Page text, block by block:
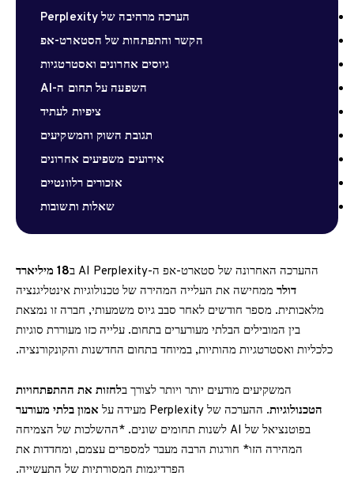
הערכה מרהיבה של Perplexity
הקשר והתפתחות של הסטארט-אפ
גיוסים אחרונים ואסטרטגיות
השפעה על תחום ה-AI
ציפיות לעתיד
תגובת השוק והמשקיעים
אירועים משפיעים אחרונים
אזכורים רלוונטיים
שאלות ותשובות
ההערכה האחרונה של סטארט-אפ ה-AI Perplexity ב
18 מיליארד
דולר ממחישה את העלייה המהירה של טכנולוגיות אינטליגנציה
מלאכותית. מספר חודשים לאחר סבב גיוס משמעותי, חברה זו נמצאת
בין המובילים הבלתי מעורערים בתחום. עלייה כזו מעוררת סוגיות
כלכליות ואסטרטגיות מהותיות, במיוחד בתחום החדשנות והקונקורנציה.
המשקיעים מודעים יותר ויותר לצורך בלחזות את ההתפתחויות
הטכנולוגיות. ההערכה של Perplexity מעידה על
אמון בלתי מעורער
בפוטנציאל של AI לשנות תחומים שונים. *ההשלכות של הצמיחה
המהירה הזו* חורגות הרבה מעבר למספרים עצמם, ומחדדות את
הפרדיגמות המסורתיות של התעשייה.